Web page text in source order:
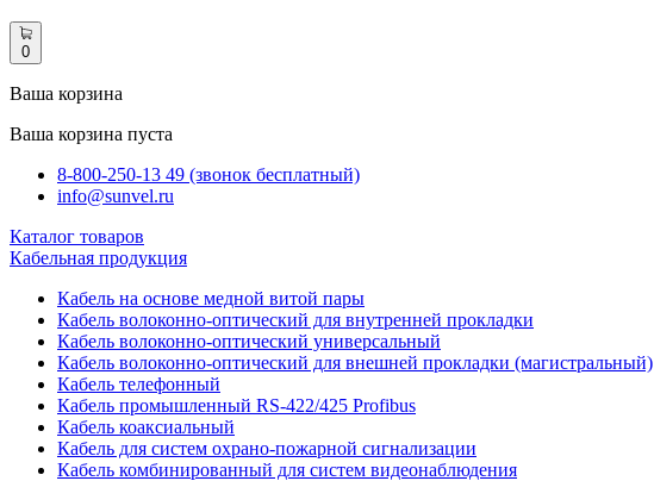
0
Ваша корзина
Ваша корзина пуста
8-800-250-13 49 (звонок бесплатный)
info@sunvel.ru
Каталог товаров
Кабельная продукция
Кабель на основе медной витой пары
Кабель волоконно-оптический для внутренней прокладки
Кабель волоконно-оптический универсальный
Кабель волоконно-оптический для внешней прокладки (магистральный)
Кабель телефонный
Кабель промышленный RS-422/425 Profibus
Кабель коаксиальный
Кабель для систем охрано-пожарной сигнализации
Кабель комбинированный для систем видеонаблюдения